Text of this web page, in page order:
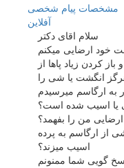
مشخصات پیام شخصی
آفلاين
سلام اقای دکتر
خود ارضایی میکنم
کردن زیاد پاها از
انگشت یا شی را
به ارگاسم میرسیدم
یا اسیب شده است؟
من را بفهمد؟
از ارگاسم به پرده
اسیب میزند؟
گویی شما ممنونم